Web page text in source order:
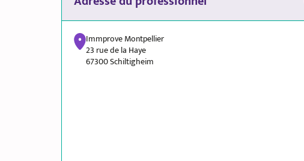
Immprove Montpellier
23 rue de la Haye
67300 Schiltigheim